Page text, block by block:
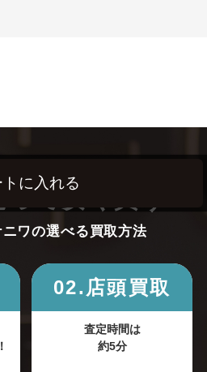
トに入れる
って安く買う！
ワの選べる買取方法
02.店頭買取
査定時間は
約5分